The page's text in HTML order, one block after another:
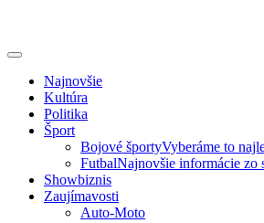
Najnovšie
Kultúra
Politika
Šport
Bojové športyVyberáme to
FutbalNajnovšie informácie zo
Showbiznis
Zaujímavosti
Auto-Moto